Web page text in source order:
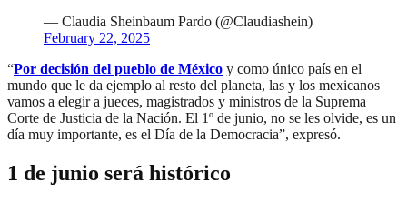
— Claudia Sheinbaum Pardo (@Claudiashein)
February 22, 2025
“Por decisión del pueblo de México y como único país en el
mundo que le da ejemplo al resto del planeta, las y los mexicanos
vamos a elegir a jueces, magistrados y ministros de la Suprema
Corte de Justicia de la Nación. El 1º de junio, no se les olvide, es un
día muy importante, es el Día de la Democracia”, expresó.
1 de junio será histórico